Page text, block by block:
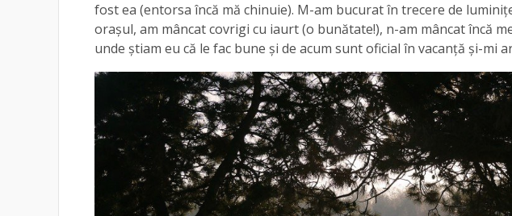
fost ea (entorsa încă mă chinuie). M-am bucurat în trecere de
orașul, am mâncat covrigi cu iaurt (o bunătate!), n-am mâncat încă
unde știam eu că le fac bune și de acum sunt oficial în vacanță și-mi